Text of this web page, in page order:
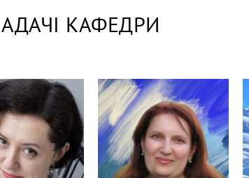
КАФЕДРИ